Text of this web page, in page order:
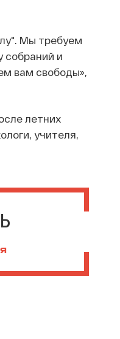
Мы требуем
собраний и
вам свободы»,
летних
учителя,